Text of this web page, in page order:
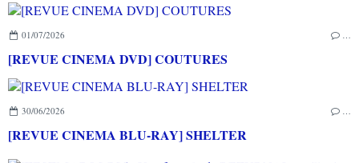
01/07/2026 …
[REVUE CINEMA DVD] COUTURES
30/06/2026 …
[REVUE CINEMA BLU-RAY] SHELTER